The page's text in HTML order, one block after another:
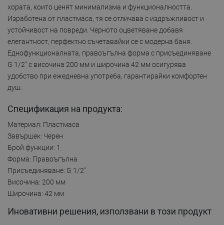
хората, които ценят минимализма и функционалността.
Изработена от пластмаса, тя се отличава с издръжливост и
устойчивост на повреди. Черното оцветяване добавя
елегантност, перфектно съчетавайки се с модерна баня.
Еднофункционалната, правоъгълна форма с присъединяване
G 1/2" с височина 200 мм и широчина 42 мм осигурява
удобство при ежедневна употреба, гарантирайки комфортен
душ.
Спецификация на продукта:
Материал: Пластмаса
Завършек: Черен
Брой функции: 1
Форма: Правоъгълна
Присъединяване: G 1/2"
Височина: 200 мм
Широчина: 42 мм
Иновативни решения, използвани в този продукт